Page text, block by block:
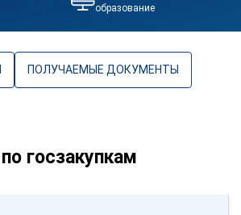
образование
ПОЛУЧАЕМЫЕ ДОКУМЕНТЫ
госзакупкам